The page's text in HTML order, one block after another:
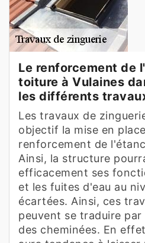
Le renforcement de
toiture à Vulaines
les différents
Les travaux de
objectif la mise en
renforcement de
Ainsi, la structure
efficacement ses
et les fuites d'eau au
écartées. Ainsi, ces
peuvent se traduire
des cheminées. En